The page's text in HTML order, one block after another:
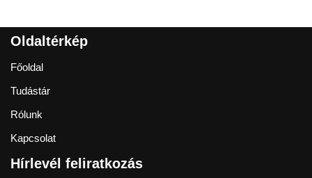
Oldaltérkép
Főoldal
Tudástár
Rólunk
Kapcsolat
Hírlevél feliratkozás